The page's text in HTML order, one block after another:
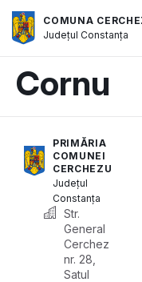
COMUNA
JudețulConstanța
Cornu
PRIMĂRIA
COMUNEI
CERCHEZU
Județul
Constanța
Str.
General
Cerchez
nr. 28,
Satul